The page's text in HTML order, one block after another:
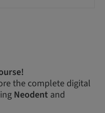
the complete digital
Neodent and